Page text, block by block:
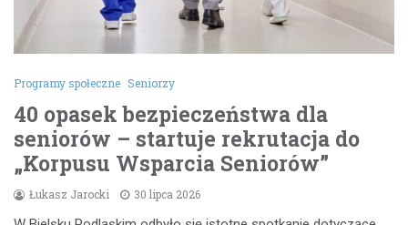
Programy społeczne Seniorzy
40 opasek bezpieczeństwa dla
seniorów – startuje rekrutacja do
„Korpusu Wsparcia Seniorów”
Łukasz Jarocki 30 lipca 2026